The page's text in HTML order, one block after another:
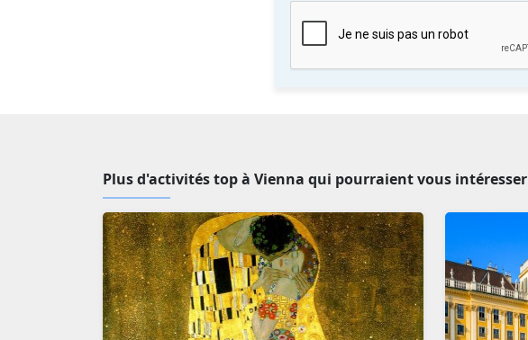
Plus d'activités top à Vienna qui pourraient vous intéresser